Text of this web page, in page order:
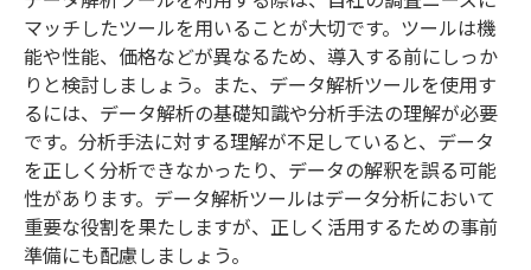
マッチしたツールを用いることが大切です。ツールは機
能や性能、価格などが異なるため、導入する前にしっか
りと検討しましょう。また、データ解析ツールを使用す
るには、データ解析の基礎知識や分析手法の理解が必要
です。分析手法に対する理解が不足していると、データ
を正しく分析できなかったり、データの解釈を誤る可能
性があります。データ解析ツールはデータ分析において
重要な役割を果たしますが、正しく活用するための事前
準備にも配慮しましょう。